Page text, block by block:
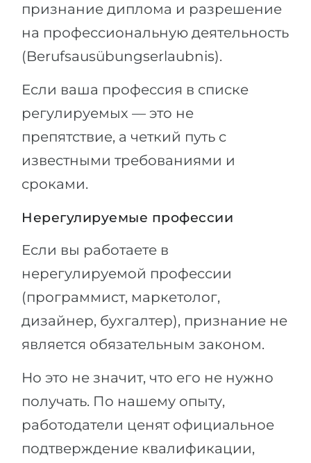
признание диплома и разрешение
на профессиональную деятельность
(Berufsausübungserlaubnis).
Если ваша профессия в списке
регулируемых — это не
препятствие, а четкий путь с
известными требованиями и
сроками.
Нерегулируемые профессии
Если вы работаете в
нерегулируемой профессии
(программист, маркетолог,
дизайнер, бухгалтер), признание не
является обязательным законом.
Но это не значит, что его не нужно
получать. По нашему опыту,
работодатели ценят официальное
подтверждение квалификации,